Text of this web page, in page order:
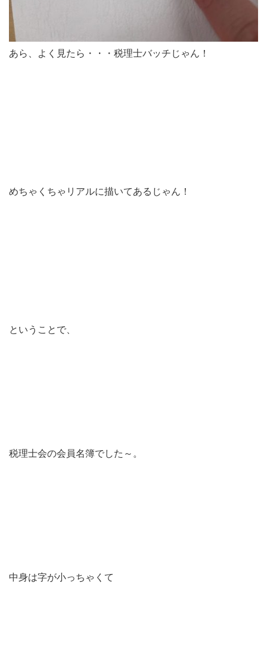
あら、よく見たら・・・税理士バッチじゃん！
めちゃくちゃリアルに描いてあるじゃん！
ということで、
税理士会の会員名簿でした～。
中身は字が小っちゃくて